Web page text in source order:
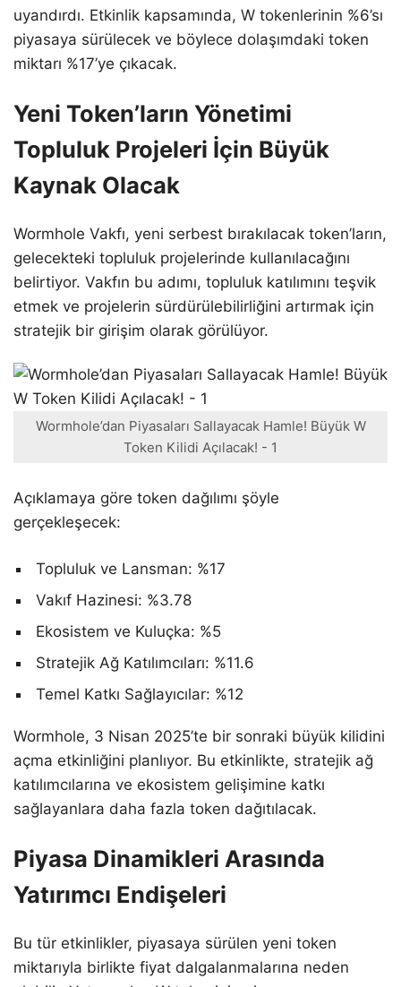
uyandırdı. Etkinlik kapsamında, W tokenlerinin %6’sı
piyasaya sürülecek ve böylece dolaşımdaki token
miktarı %17’ye çıkacak.
Yeni Token’ların Yönetimi
Topluluk Projeleri İçin Büyük
Kaynak Olacak
Wormhole Vakfı, yeni serbest bırakılacak token’ların,
gelecekteki topluluk projelerinde kullanılacağını
belirtiyor. Vakfın bu adımı, topluluk katılımını teşvik
etmek ve projelerin sürdürülebilirliğini artırmak için
stratejik bir girişim olarak görülüyor.
Wormhole’dan Piyasaları Sallayacak Hamle! Büyük W
Token Kilidi Açılacak! - 1
Açıklamaya göre token dağılımı şöyle
gerçekleşecek:
Topluluk ve Lansman: %17
Vakıf Hazinesi: %3.78
Ekosistem ve Kuluçka: %5
Stratejik Ağ Katılımcıları: %11.6
Temel Katkı Sağlayıcılar: %12
Wormhole, 3 Nisan 2025’te bir sonraki büyük kilidini
açma etkinliğini planlıyor. Bu etkinlikte, stratejik ağ
katılımcılarına ve ekosistem gelişimine katkı
sağlayanlara daha fazla token dağıtılacak.
Piyasa Dinamikleri Arasında
Yatırımcı Endişeleri
Bu tür etkinlikler, piyasaya sürülen yeni token
miktarıyla birlikte fiyat dalgalanmalarına neden